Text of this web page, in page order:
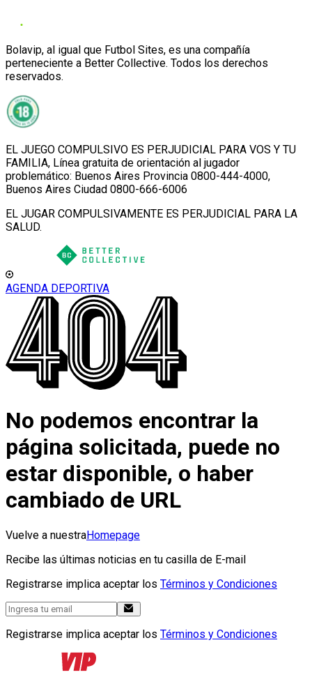
Bolavip, al igual que Futbol Sites, es una compañía
perteneciente a Better Collective. Todos los derechos
reservados.
EL JUEGO COMPULSIVO ES PERJUDICIAL PARA VOS Y TU
FAMILIA, Línea gratuita de orientación al jugador
problemático: Buenos Aires Provincia 0800-444-4000,
Buenos Aires Ciudad 0800-666-6006
EL JUGAR COMPULSIVAMENTE ES PERJUDICIAL PARA LA
SALUD.
AGENDA DEPORTIVA
No podemos encontrar la
página solicitada, puede no
estar disponible, o haber
cambiado de URL
Vuelve a nuestraHomepage
Recibe las últimas noticias en tu casilla de E-mail
Registrarse implica aceptar los Términos y Condiciones
Registrarse implica aceptar los Términos y Condiciones